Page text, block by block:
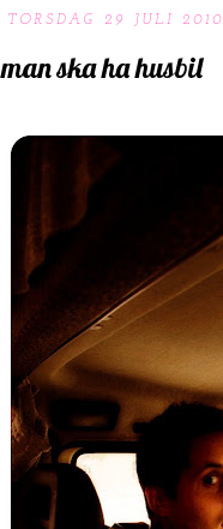
TORSDAG 29 JULI 2010
man ska ha husbil